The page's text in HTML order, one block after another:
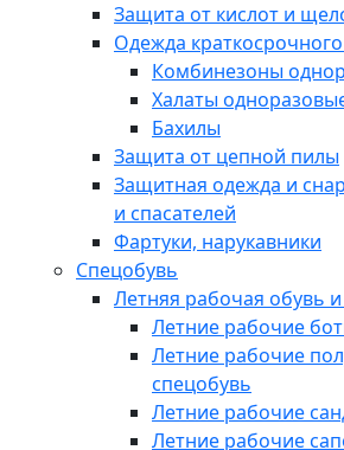
Защита от кислот и
Одежда
Комбинезоны
Халаты
Бахилы
Защита от цепной пилы
Защитная одежда и
и спасателей
Фартуки, нарукавники
Спецобувь
Летняя рабочая обувь
Летние рабочие
Летние рабочие
спецобувь
Летние рабочие
Летние рабочие